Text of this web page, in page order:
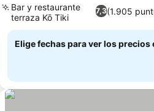
7,3(1.905
Bar y restaurante
terraza Kō Tiki
Elige fechas para ver los precios